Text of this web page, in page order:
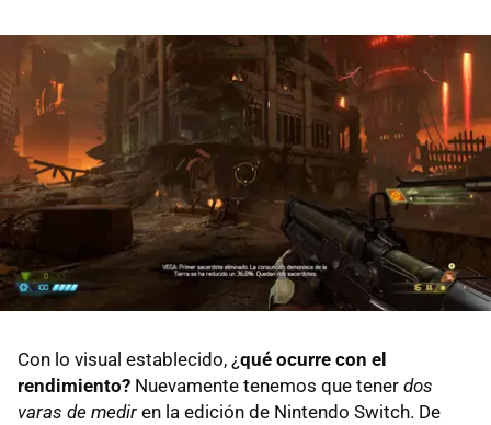
Con lo visual establecido, ¿qué ocurre con el
rendimiento? Nuevamente tenemos que tener dos
varas de medir en la edición de Nintendo Switch. De